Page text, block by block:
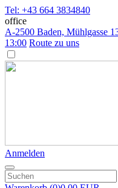
Tel: +43 664 3834840
office
A-2500 Baden, Mühlgasse
13:00 Route zu uns
Anmelden